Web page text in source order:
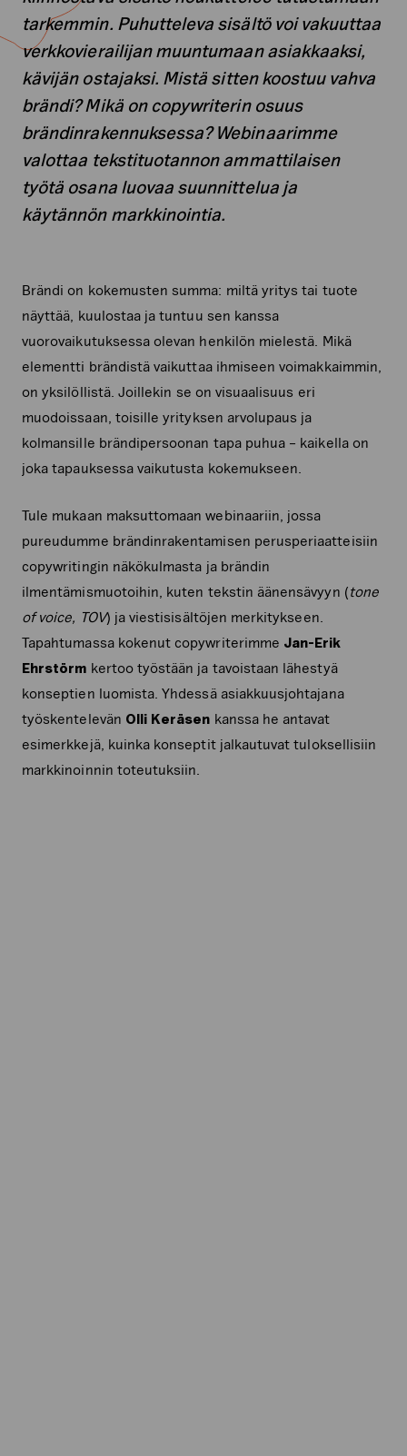
tarkemmin. Puhutteleva sisältö voi vakuuttaa
verkkovierailijan muuntumaan asiakkaaksi,
kävijän ostajaksi. Mistä sitten koostuu vahva
brändi? Mikä on copywriterin osuus
brändinrakennuksessa? Webinaarimme
valottaa tekstituotannon ammattilaisen
työtä osana luovaa suunnittelua ja
käytännön markkinointia.
Brändi on kokemusten summa: miltä yritys tai tuote
näyttää, kuulostaa ja tuntuu sen kanssa
vuorovaikutuksessa olevan henkilön mielestä. Mikä
elementti brändistä vaikuttaa ihmiseen voimakkaimmin,
on yksilöllistä. Joillekin se on visuaalisuus eri
muodoissaan, toisille yrityksen arvolupaus ja
kolmansille brändipersoonan tapa puhua – kaikella on
joka tapauksessa vaikutusta kokemukseen.
Tule mukaan maksuttomaan webinaariin, jossa
pureudumme brändinrakentamisen perusperiaatteisiin
copywritingin näkökulmasta ja brändin
ilmentämismuotoihin, kuten tekstin äänensävyyn (tone
of voice, TOV) ja viestisisältöjen merkitykseen.
Tapahtumassa kokenut copywriterimme Jan-Erik
Ehrstörm kertoo työstään ja tavoistaan lähestyä
konseptien luomista. Yhdessä asiakkuusjohtajana
työskentelevän Olli Keräsen kanssa he antavat
esimerkkejä, kuinka konseptit jalkautuvat tuloksellisiin
markkinoinnin toteutuksiin.